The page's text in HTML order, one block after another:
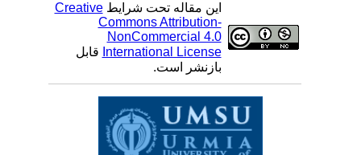
این مقاله تحت شرایطCreative
Commons Attribution-
NonCommercial 4.0
International Licenseقابل
بازنشر است.